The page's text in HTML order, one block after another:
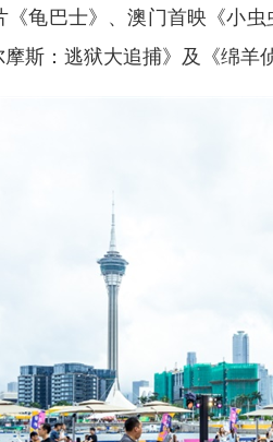
龟巴士》、澳门首映《小
斯：逃狱大追捕》及《绵羊